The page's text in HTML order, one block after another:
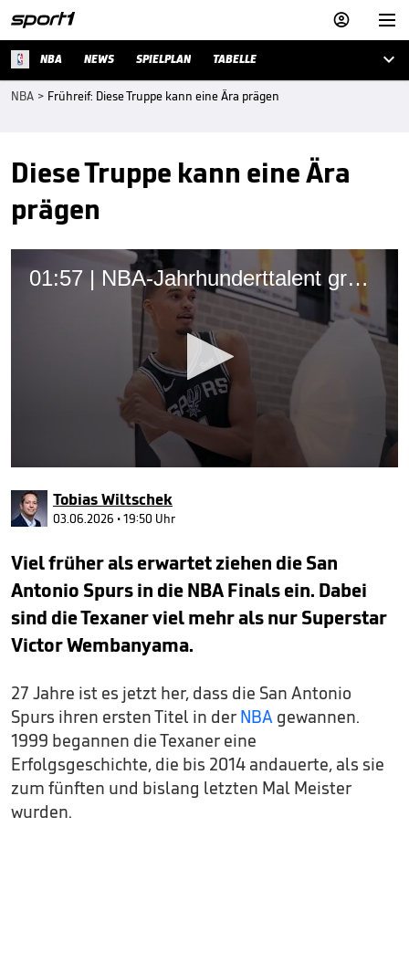


NBA NEWS SPIELPLAN TABELLE 
NBA > Frühreif: Diese Truppe kann eine Ära prägen
Diese Truppe kann eine Ära
prägen
01:57 | NBA-Jahrhunderttalent greift nach ersten Titel
seconds
of
1
minute,
seconds
Tobias Wiltschek
03.06.2026 • 19:50 Uhr
Viel früher als erwartet ziehen die San
Antonio Spurs in die NBA Finals ein. Dabei
sind die Texaner viel mehr als nur Superstar
Victor Wembanyama.
27 Jahre ist es jetzt her, dass die San Antonio
Spurs ihren ersten Titel in der NBA gewannen.
1999 begannen die Texaner eine
Erfolgsgeschichte, die bis 2014 andauerte, als sie
zum fünften und bislang letzten Mal Meister
wurden.